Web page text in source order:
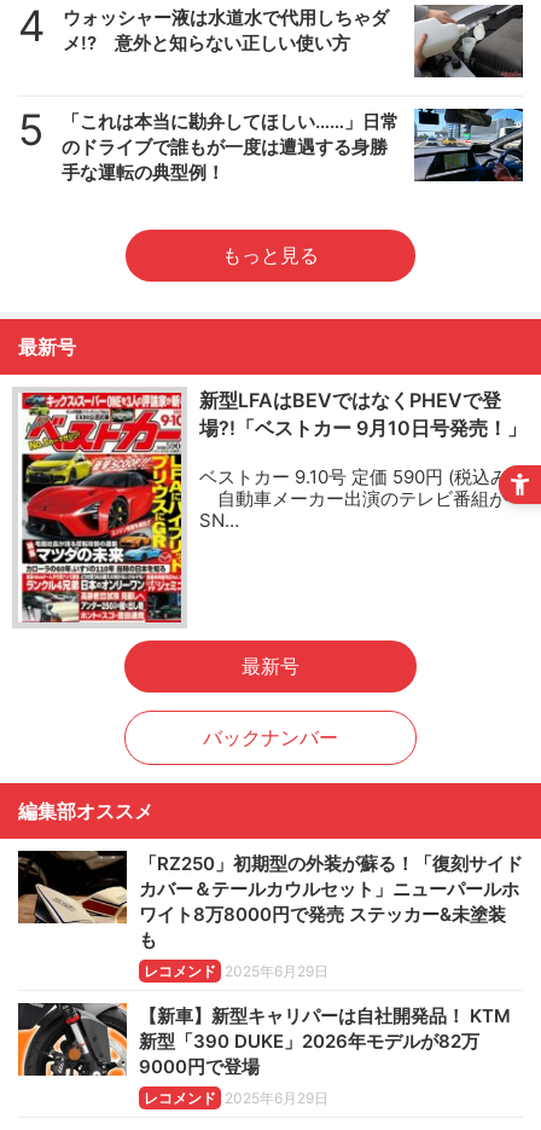
4
ウォッシャー液は水道水で代用しちゃダ
メ!? 意外と知らない正しい使い方
5
「これは本当に勘弁してほしい……」日常
のドライブで誰もが一度は遭遇する身勝
手な運転の典型例！
もっと見る
最新号
新型LFAはBEVではなくPHEVで登
場?!「ベストカー 9月10日号発売！」
ベストカー 9.10号 定価 590円 (税込み)
自動車メーカー出演のテレビ番組が
SN…
最新号
バックナンバー
編集部オススメ
「RZ250」初期型の外装が蘇る！「復刻サイド
カバー＆テールカウルセット」ニューパールホ
ワイト8万8000円で発売 ステッカー&未塗装
も
レコメンド 2025年6月29日
【新車】新型キャリパーは自社開発品！ KTM
新型「390 DUKE」2026年モデルが82万
9000円で登場
レコメンド 2025年6月29日